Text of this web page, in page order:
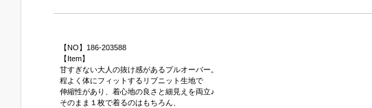
【NO】186-203588
【Item】
甘すぎない大人の抜け感があるプルオーバー。
程よく体にフィットするリブニット生地で
伸縮性があり、着心地の良さと細見えを両立♪
そのまま１枚で着るのはもちろん、